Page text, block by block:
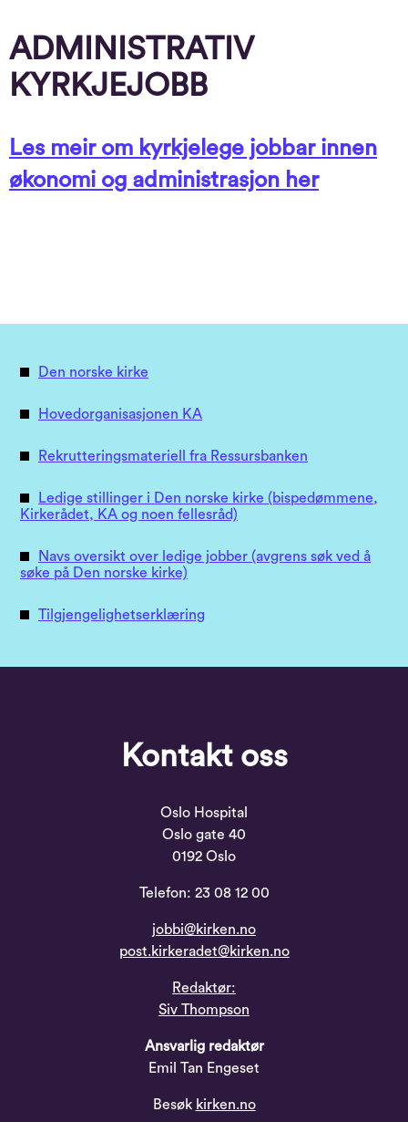
ADMINISTRATIV
KYRKJEJOBB
Les meir om kyrkjelege jobbar innen
økonomi og administrasjon her
Den norske kirke
Hovedorganisasjonen KA
Rekrutteringsmateriell fra Ressursbanken
Ledige stillinger i Den norske kirke (bispedømmene,
Kirkerådet, KA og noen fellesråd)
Navs oversikt over ledige jobber (avgrens søk ved å
søke på Den norske kirke)
Tilgjengelighetserklæring
Kontakt oss
Oslo Hospital
Oslo gate 40
0192 Oslo
Telefon: 23 08 12 00
jobbi@kirken.no
post.kirkeradet@kirken.no
Redaktør:
Siv Thompson
Ansvarlig redaktør
Emil Tan Engeset
Besøk kirken.no